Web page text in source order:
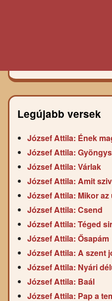
Legújabb versek
József Attila: Ének
József Attila:
József Attila: Várlak
József Attila: Amit
József Attila: Mikor
József Attila: Csend
József Attila: Téged
József Attila: Ősapám
József Attila: A szent
József Attila: Nyári
József Attila: Baál
József Attila: Pap a